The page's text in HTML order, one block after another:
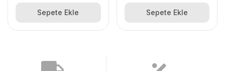
Sepete Ekle Sepete Ekle